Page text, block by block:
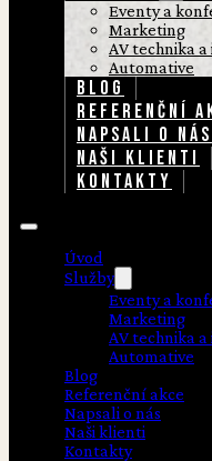
Eventy a
Marketing
AV technika a
Automative
BLOG
REFERENČNÍ
NAPSALI O NÁS
NAŠI KLIENTI
KONTAKTY
Úvod
Služby
Eventy a
Marketing
AV technika a
Automative
Blog
Referenční akce
Napsali o nás
Naši klienti
Kontakty